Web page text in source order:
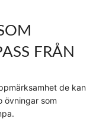
FRÅN
de kan
övningar som